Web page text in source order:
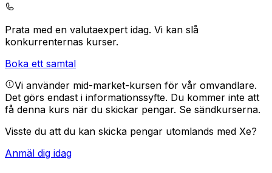
Prata med en valutaexpert idag. Vi kan slå
konkurrenternas kurser.
Boka ett samtal
Vi använder mid-market-kursen för vår omvandlare.
Det görs endast i informationssyfte. Du kommer inte att
få denna kurs när du skickar pengar. Se sändkurserna.
Visste du att du kan skicka pengar utomlands med Xe?
Anmäl dig idag